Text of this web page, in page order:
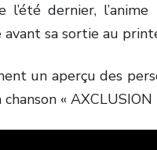
dernier, l’anime
avant sa sortie au
un aperçu des
chanson «